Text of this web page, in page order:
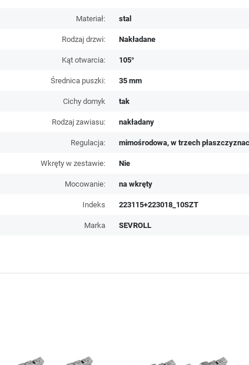
Materiał: stal
Rodzaj drzwi: Nakładane
Kąt otwarcia: 105°
Średnica puszki: 35 mm
Cichy domyk tak
Rodzaj zawiasu: nakładany
Regulacja: mimośrodowa, w trzech
Wkręty w zestawie: Nie
Mocowanie: na wkręty
Indeks 223115+223018_10SZT
Marka SEVROLL